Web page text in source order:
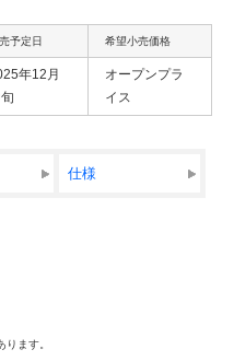
予定日 希望小売価格
年12月
オープンプラ
イス
仕様
ます。